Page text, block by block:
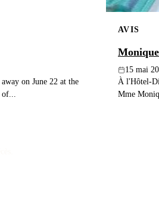
on June 22 at the
of...
AVIS
15 mai
À l'Hôtel-
Mme